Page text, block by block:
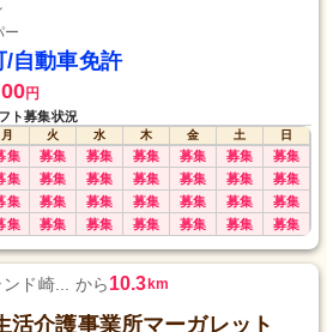
ー
/自動車免許
円
ト募集状況
月 火 水 木 金 土
日
集 募集 募集 募集 募集 募集 募集
集 募集 募集 募集 募集 募集 募集
集 募集 募集 募集 募集 募集 募集
集 募集 募集 募集 募集 募集 募集
ド崎... から10.3km
活介護事業所マーガレット